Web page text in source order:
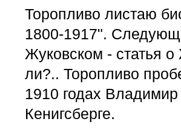
Торопливо листаю
1800-1917".
Жуковском - статья
ли?.. Торопливо
1910 годах
Кенигсберге.